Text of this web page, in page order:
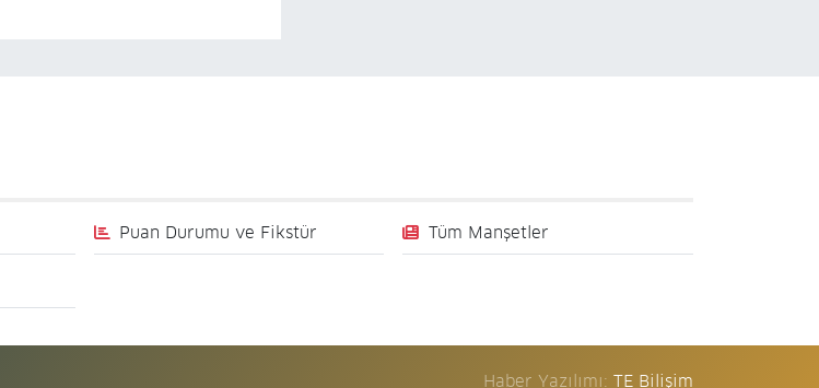
Puan Durumu ve Fikstür Tüm Manşetler
Haber Yazılımı:TE Bilişim